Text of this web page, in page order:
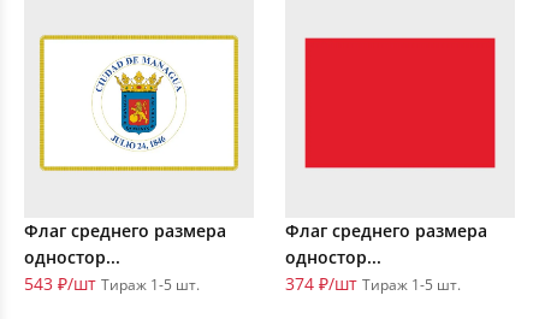
Флаг среднего размера
одностор...
543 ₽/шт Тираж 1-5 шт.
Флаг среднего размера
одностор...
374 ₽/шт Тираж 1-5 шт.